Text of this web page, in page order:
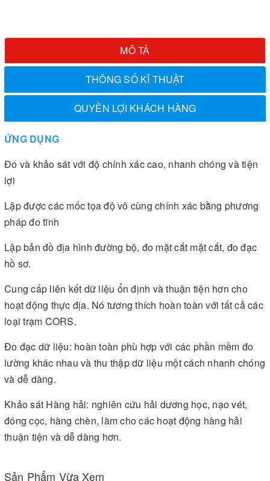
MÔ TẢ
THÔNG SỐ KĨ THUẬT
QUYỀN LỢI KHÁCH HÀNG
ỨNG DỤNG
Đo và khảo sát với độ chính xác cao, nhanh chóng và tiện
lợi
Lập được các mốc tọa độ vô cùng chính xác bằng phương
pháp đo tĩnh
Lập bản đồ địa hình đường bộ, đo mặt cắt mặt cắt, đo đạc
hồ sơ.
Cung cấp liên kết dữ liệu ổn định và thuận tiện hơn cho
hoạt động thực địa. Nó tương thích hoàn toàn với tất cả các
loại trạm CORS.
Đo đạc dữ liệu: hoàn toàn phù hợp với các phần mềm đo
lường khác nhau và thu thập dữ liệu một cách nhanh chóng
và dễ dàng.
Khảo sát Hàng hải: nghiên cứu hải dương học, nạo vét,
đóng cọc, hàng chèn, làm cho các hoạt động hàng hải
thuận tiện và dễ dàng hơn.
Sản Phẩm Vừa Xem